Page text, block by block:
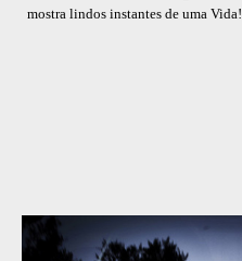
mostra lindos instantes de uma Vida!